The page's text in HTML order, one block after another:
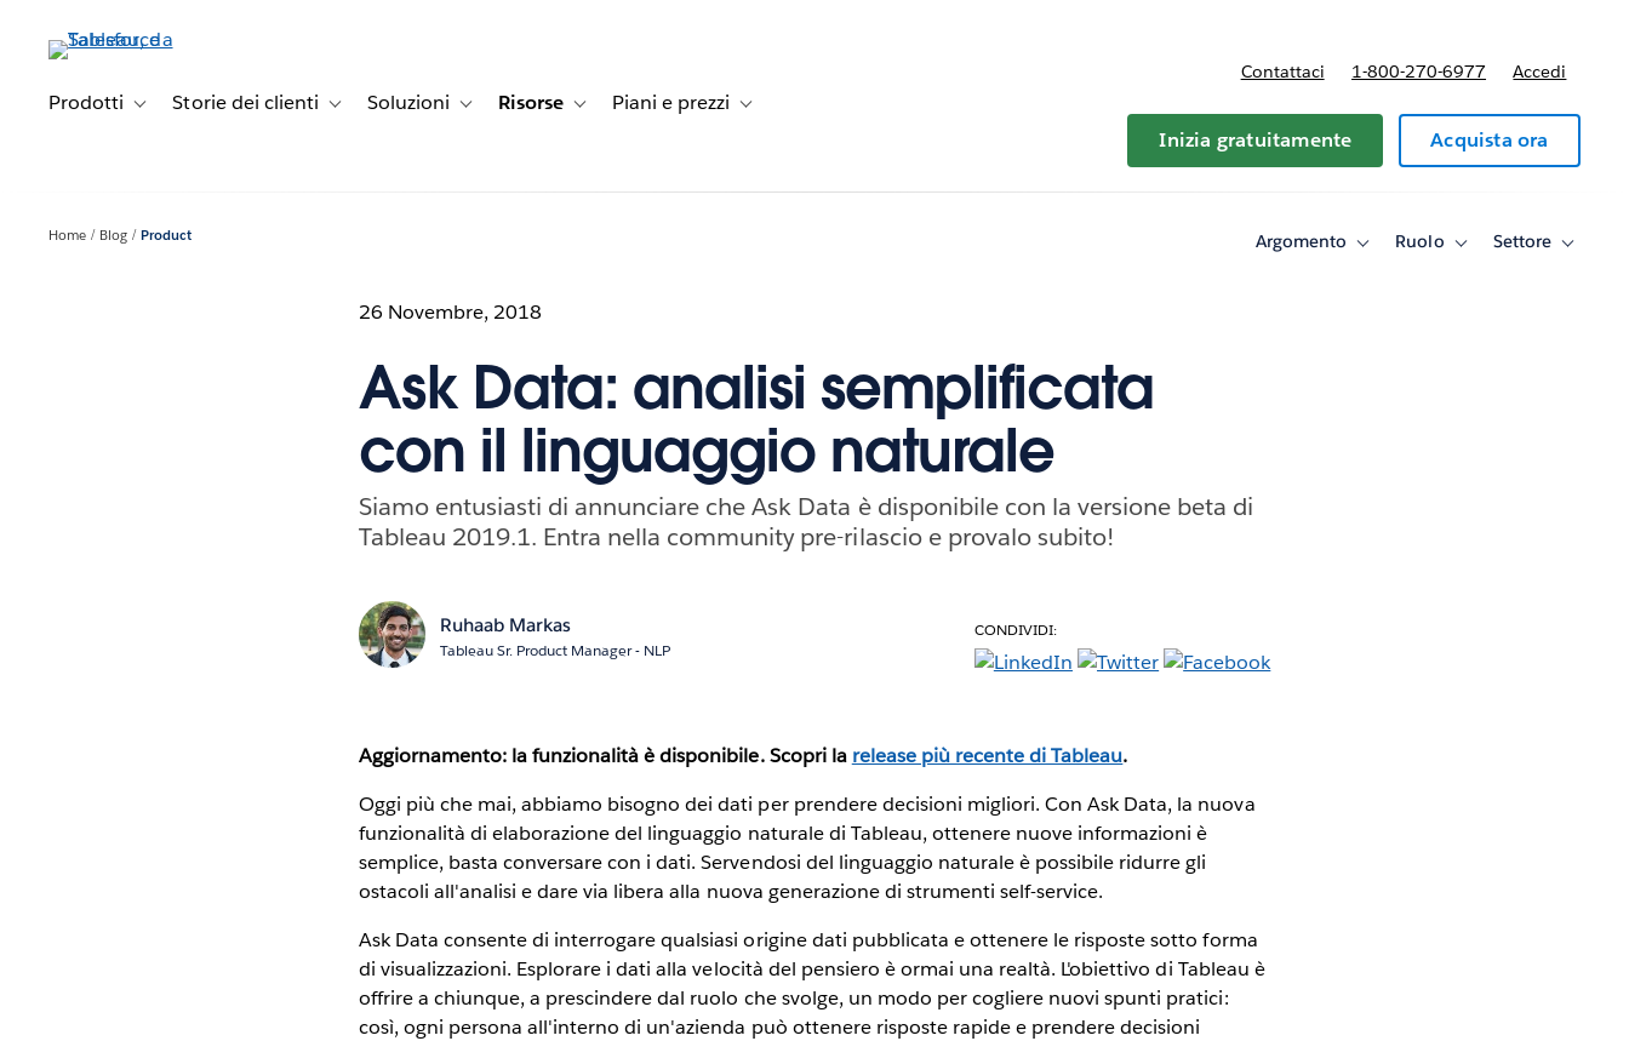
principale
Prodotti Toggle sub-navigation for Prodotti
Storie dei clienti Toggle sub-navigation for Storie dei clienti
Soluzioni Toggle sub-navigation for Soluzioni
Risorse Toggle sub-navigation for Risorse
Piani e prezzi Toggle sub-navigation for Piani e prezzi
Contattaci 1-800-270-6977 Accedi
Inizia gratuitamente Acquista ora
Home Blog Product Argomento
ToggleRuolo
ToggleSettore
Toggle
26 Novembre, 2018
Ask Data: analisi semplificata
con il linguaggio naturale
Siamo entusiasti di annunciare che Ask Data è disponibile con la versione beta di
Tableau 2019.1. Entra nella community pre-rilascio e provalo subito!
Ruhaab Markas
Tableau Sr. Product Manager - NLP
CONDIVIDI:
Aggiornamento: la funzionalità è disponibile. Scopri la release più recente di Tableau.
Oggi più che mai, abbiamo bisogno dei dati per prendere decisioni migliori. Con Ask Data, la nuova
funzionalità di elaborazione del linguaggio naturale di Tableau, ottenere nuove informazioni è
semplice, basta conversare con i dati. Servendosi del linguaggio naturale è possibile ridurre gli
ostacoli all'analisi e dare via libera alla nuova generazione di strumenti self-service.
Ask Data consente di interrogare qualsiasi origine dati pubblicata e ottenere le risposte sotto forma
di visualizzazioni. Esplorare i dati alla velocità del pensiero è ormai una realtà. L'obiettivo di Tableau è
offrire a chiunque, a prescindere dal ruolo che svolge, un modo per cogliere nuovi spunti pratici:
così, ogni persona all'interno di un'azienda può ottenere risposte rapide e prendere decisioni